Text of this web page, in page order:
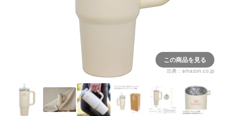
この商品を見る
出典： amazon.co.jp